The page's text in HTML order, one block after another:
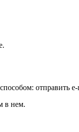
отправить e-
в нем.